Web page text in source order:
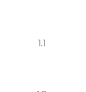
1.1